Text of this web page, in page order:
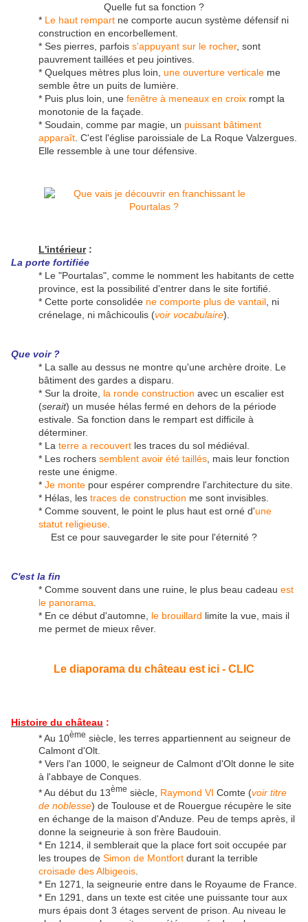
Quelle fut sa fonction ?
* Le haut rempart ne comporte aucun système défensif ni
construction en encorbellement.
* Ses pierres, parfois s'appuyant sur le rocher, sont
pauvrement taillées et peu jointives.
* Quelques mètres plus loin, une ouverture verticale me
semble être un puits de lumière.
* Puis plus loin, une fenêtre à meneaux en croix rompt la
monotonie de la façade.
* Soudain, comme par magie, un puissant bâtiment
apparaît . C'est l'église paroissiale de La Roque Valzergues.
Elle ressemble à une tour défensive.
L'intérieur:
La porte fortifiée
* Le "Pourtalas", comme le nomment les habitants de cette
province, est la possibilité d'entrer dans le site fortifié.
* Cette porte consolidée ne comporte plus de vantail , ni
crénelage, ni mâchicoulis (voir vocabulaire).
Que voir ?
* La salle au dessus ne montre qu'une archère droite. Le
bâtiment des gardes a disparu.
* Sur la droite, la ronde construction avec un escalier est
(serait) un musée hélas fermé en dehors de la période
estivale. Sa fonction dans le rempart est difficile à
déterminer.
* La terre a recouvert les traces du sol médiéval.
* Les rochers semblent avoir été taillés , mais leur fonction
reste une énigme.
* Je monte pour espérer comprendre l'architecture du site.
* Hélas, les traces de construction me sont invisibles.
* Comme souvent, le point le plus haut est orné d'une
statut religieuse
Est ce pour sauvegarder le site pour l'éternité ?
C'est la fin
* Comme souvent dans une ruine, le plus beau cadeau est
le panorama
* En ce début d'automne, le brouillard limite la vue, mais il
me permet de mieux rêver.
Le diaporama du château est ici - CLIC
Histoire du château :
* Au 10ème siècle, les terres appartiennent au seigneur de
Calmont d'Olt.
* Vers l'an 1000, le seigneur de Calmont d'Olt donne le site
à l'abbaye de Conques.
* Au début du 13ème siècle, Raymond VI Comte (voir titre
de noblesse) de Toulouse et de Rouergue récupère le site
en échange de la maison d'Anduze. Peu de temps après, il
donne la seigneurie à son frère Baudouin.
* En 1214, il semblerait que la place fort soit occupée par
les troupes de Simon de Montfort durant la terrible
croisade des Albigeois
* En 1271, la seigneurie entre dans le Royaume de France.
* En 1291, dans un texte est citée une puissante tour aux
murs épais dont 3 étages servent de prison. Au niveau le